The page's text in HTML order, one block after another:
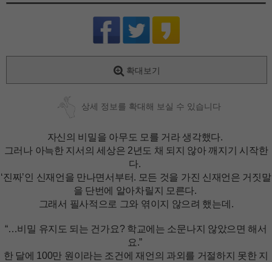
확대보기
상세 정보를 확대해 보실 수 있습니다
자신의 비밀을 아무도 모를 거라 생각했다.
그러나 아늑한 지서의 세상은 2년도 채 되지 않아 깨지기 시작한
다.
‘진짜’인 신재언을 만나면서부터. 모든 것을 가진 신재언은 거짓말
을 단번에 알아차릴지 모른다.
그래서 필사적으로 그와 엮이지 않으려 했는데.
“…비밀 유지도 되는 건가요? 학교에는 소문나지 않았으면 해서
요.”
한 달에 100만 원이라는 조건에 재언의 과외를 거절하지 못한 지